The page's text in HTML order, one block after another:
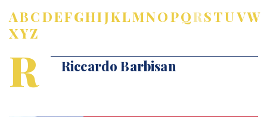
ABCDEFGHIJKLMNOPQRSTUVW
XYZ
R Riccardo Barbisan